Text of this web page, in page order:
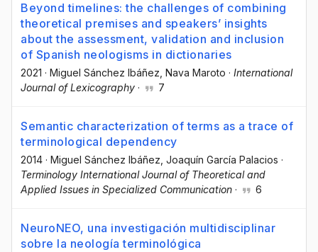
Beyond timelines: the challenges of combining
theoretical premises and speakers’ insights
about the assessment, validation and inclusion
of Spanish neologisms in dictionaries
2021 · Miguel Sánchez Ibáñez , Nava Maroto · International
Journal of Lexicography · 7
Semantic characterization of terms as a trace of
terminological dependency
2014 · Miguel Sánchez Ibáñez , Joaquín García Palacios ·
Terminology International Journal of Theoretical and
Applied Issues in Specialized Communication · 6
NeuroNEO, una investigación multidisciplinar
sobre la neología terminológica